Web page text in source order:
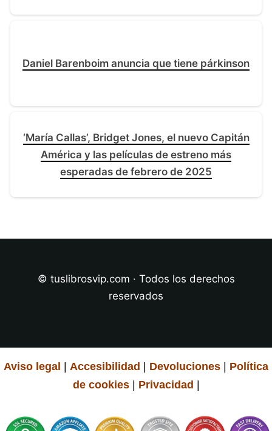
Daniel Barenboim anuncia que tiene párkinson
‘María Callas’, Bridget Jones, el nuevo Capitán
América y las películas de estreno más
esperadas de febrero de 2025
© tuslibrosvip.com · Todos los derechos
reservados
Aviso legal Accesibilidad Devoluciones
Política
de cookies| Privacidad